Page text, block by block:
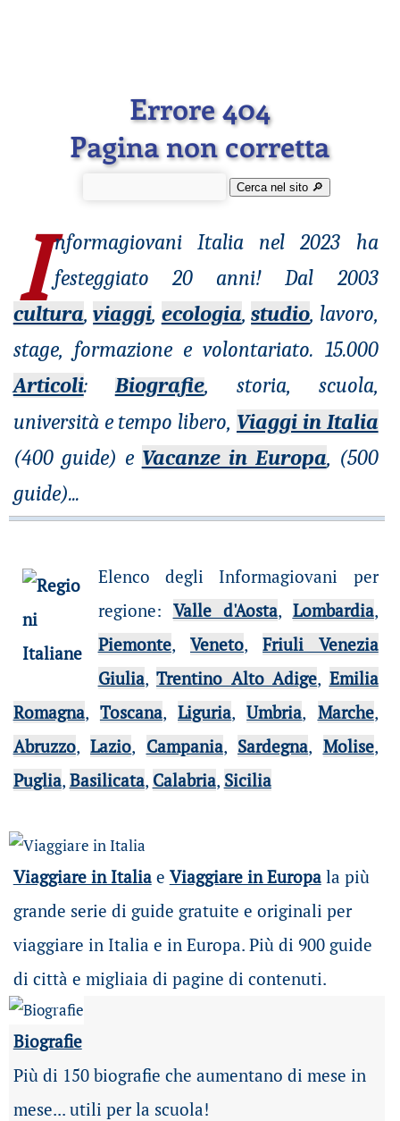
Errore 404
Pagina non corretta
Cerca nel sito 🔎︎
I nformagiovaniItalia nel 2023 ha
festeggiato 20 anni! Dal 2003
cultura,viaggi, ecologia,studio, lavoro,
stage, formazione e volontariato. 15.000
Articoli: Biografie, storia, scuola,
università e tempo libero, Viaggi in Italia
(400 guide) e Vacanze in Europa, (500
guide)...
Elenco degli Informagiovani per
regione: Valle d'Aosta, Lombardia,
Piemonte, Veneto,Friuli Venezia
Giulia,Trentino Alto Adige, Emilia
Romagna, Toscana,Liguria,Umbria, Marche,
Abruzzo,Lazio, Campania, Sardegna, Molise,
Puglia, Basilicata, Calabria, Sicilia
Viaggiare in Italiae Viaggiare in Europala più
grande serie di guide gratuite e originali per
viaggiare in Italia e in Europa. Più di 900 guide
di città e migliaia di pagine di contenuti.
Biografie
Più di 150 biografie che aumentano di mese in
mese... utili per la scuola!